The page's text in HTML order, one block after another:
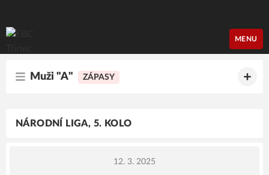
FBC Třinec
MENU
Muži "A" ZÁPASY
NÁRODNÍ LIGA, 5. KOLO
12. 3. 2025